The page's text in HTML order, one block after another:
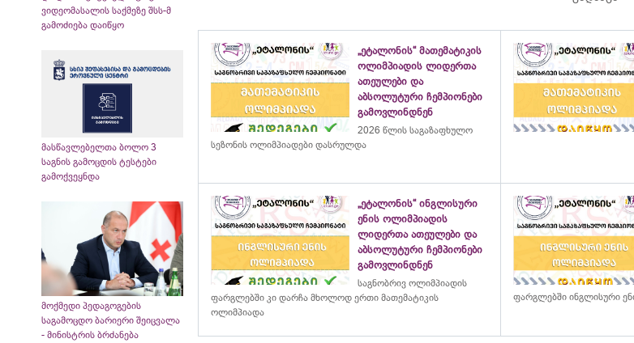
ვიდეომასალის საქმეზე შსს-მ
გამოძიება დაიწყო
მასწავლებელთა ბოლო 3
საგნის გამოცდის ტესტები
გამოქვეყნდა
მოქმედი პედაგოგების
საგამოცდო ბარიერი შეიცვალა
- მინისტრის ბრძანება
„ეტალონის“ მათემატიკის
ოლიმპიადის ლიდერთა
ათეულები და
აბსოლუტური ჩემპიონები
გამოვლინდნენ
2026 წლის საგაზაფხულო
სეზონის ოლიმპიადები დასრულდა
„ეტალონის“ ინგლისური
ენის ოლიმპიადის
ლიდერთა ათეულები და
აბსოლუტური ჩემპიონები
გამოვლინდნენ
საგნობრივ ოლიმპიადის
ფარგლებში კი დარჩა მხოლოდ ერთი მათემატიკის
ოლიმპიადა
ფარგლებში ინგლისური